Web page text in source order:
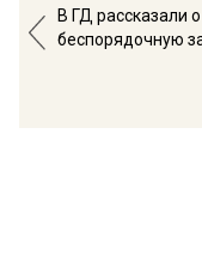
В ГД рассказали
беспорядочную